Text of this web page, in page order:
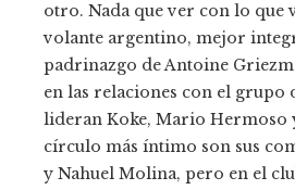
otro. Nada que ver con lo que
volante argentino, mejor
padrinazgo de Antoine
en las relaciones con el grupo
lideran Koke, Mario Hermoso
círculo más íntimo son sus
y Nahuel Molina, pero en el